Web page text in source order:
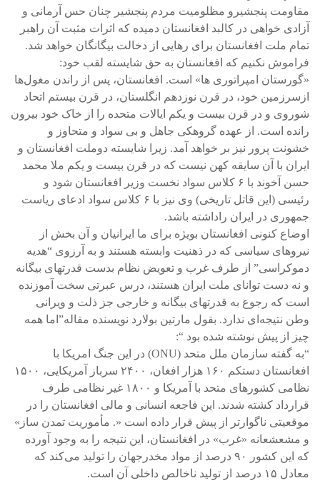
مقاومت پنجشیرو مظلومیت مردم پنجشیر چنان حس آرمانی و
آزادی خواهی در کالبد افغانستان دمیده که اثرات مثبت آن راهبر
تمام ملت افغانستان برای رهایی از دخالت بیگانگان خواهد شد.
فراموش نکنیم که افغانستان به حق شایسته لقب خود:
«گورستان امپراتوری ها» است. افغانستان، پس از راندن مغول‌ها
ازسرزمین خود، در قرن نوزدهم انگلستان، در قرن بیستم اتحاد
شوروی و در قرن بیست و یکم ایالات متحده را از خاک خود بیرون
رانده است. از عهده گروهکی جاهل و بی سواد و متحاوز و
خشونت پرور نیز بر خواهد آمد. زیرا شایسته دوملت افغانستان و
ایران با آن سایقه کهن نیست که در قرن بیست و یکم ملا محمد
حسن آخوند با ۶ کلاس سواد نخست وزیر افغانستان شود و
رئیسی (این قاتل تاریخی) وی نیز با ۶ کلاس سواد ادعای ریاست
جمهوری در ایران راداشته باشد.
اوضاع کنونی افغانستان بویژه برای ما ایرانیان و آن بخش از
نیروهای سیاسی که در ذهنیت وابسته هستند و به آرزوی “هدیه
دموکراسی” از طرف غرب و تعویض نظام بدست قدرتهای بیگانه
و نه دست توانای ملت ایران هستند، درس عبرتی سخت آموزنده
است که رجوع به قدرتهای بیگانه و خارجی جز ذلت و ویرانی
وطن نتیجه‌ای ندارد. بقول مارتین بولارد نویسنده مقاله”اما همه
چیز از پیش نوشته شده بود “:
“به گفته سازمان ملل متحد (ONU) در این جنگ امریکا با
افغانستان دستکم ۱۶۰ هزار افغان، ۲۴۰۰ سرباز آمریکایی، ۱۵۰۰
نظامی کشورهای متحد با آمریکا و ۱۸۰۰ غیر نظامی طرف
قرارداد کشته شدند. این فاجعه انسانی و مالی افغانستان را در
موقعیتی ناگوارتر از پیش قرار داده است «. مأموریت تمدن ساز»
و مشعشعانه «غرب» در افغانستان، این نتیجه را به وجود آورده
که این کشور ۹۰ درصد از مواد مخدرجهان را تولید می‌کند که
معادل ۱۵ درصد از تولید ناخالص داخلی آن است.